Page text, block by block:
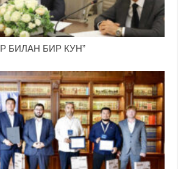
БИЛАН БИР КУН”